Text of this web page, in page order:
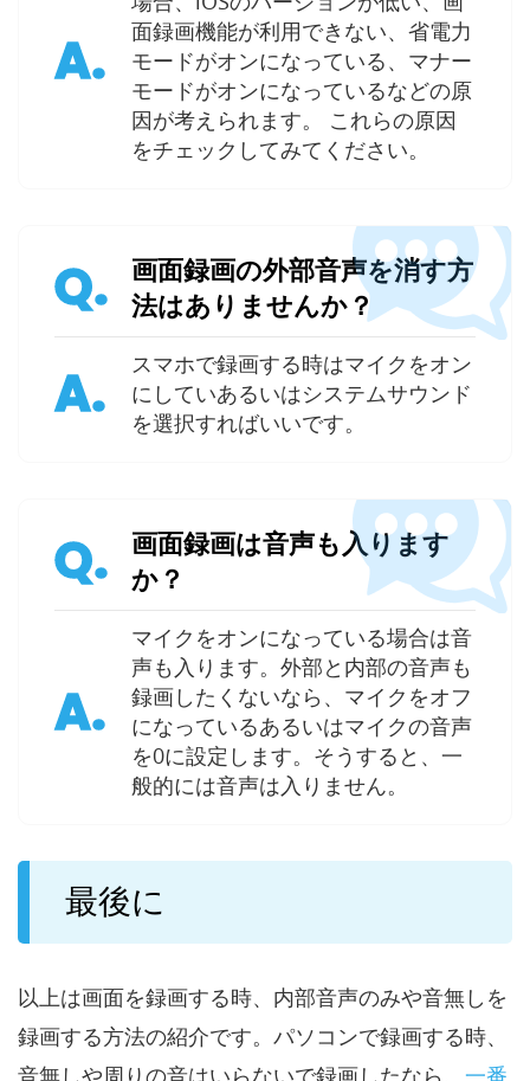
A.
面録画機能が利用できない、省電力
モードがオンになっている、マナー
モードがオンになっているなどの原
因が考えられます。 これらの原因
をチェックしてみてください。
Q.
画面録画の外部音声を消す方
法はありませんか？
A.
スマホで録画する時はマイクをオン
にしていあるいはシステムサウンド
を選択すればいいです。
Q.
画面録画は音声も入ります
か？
A.
マイクをオンになっている場合は音
声も入ります。外部と内部の音声も
録画したくないなら、マイクをオフ
になっているあるいはマイクの音声
を0に設定します。そうすると、一
般的には音声は入りません。
最後に
以上は画面を録画する時、内部音声のみや音無しを
録画する方法の紹介です。パソコンで録画する時、